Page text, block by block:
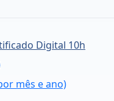
Digital 10h
mês e ano)